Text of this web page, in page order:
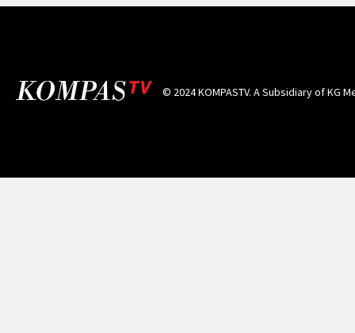
© 2024 KOMPASTV. A Subsidiary ofKG